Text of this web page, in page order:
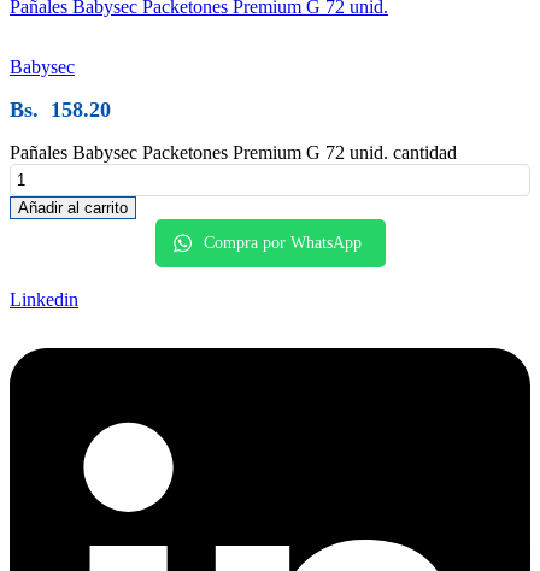
Pañales Babysec Packetones Premium G 72 unid.
Babysec
Bs. 158.20
Pañales Babysec Packetones Premium G 72 unid. cantidad
Añadir al carrito
Compra por WhatsApp
Linkedin